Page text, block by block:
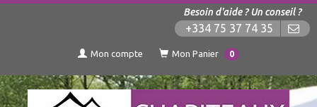
Besoin d'aide ? Un conseil ?
+334 75 37 74 35
Mon compte Mon Panier 0